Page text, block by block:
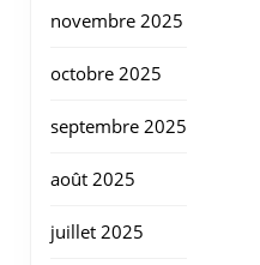
novembre 2025
octobre 2025
septembre 2025
août 2025
juillet 2025